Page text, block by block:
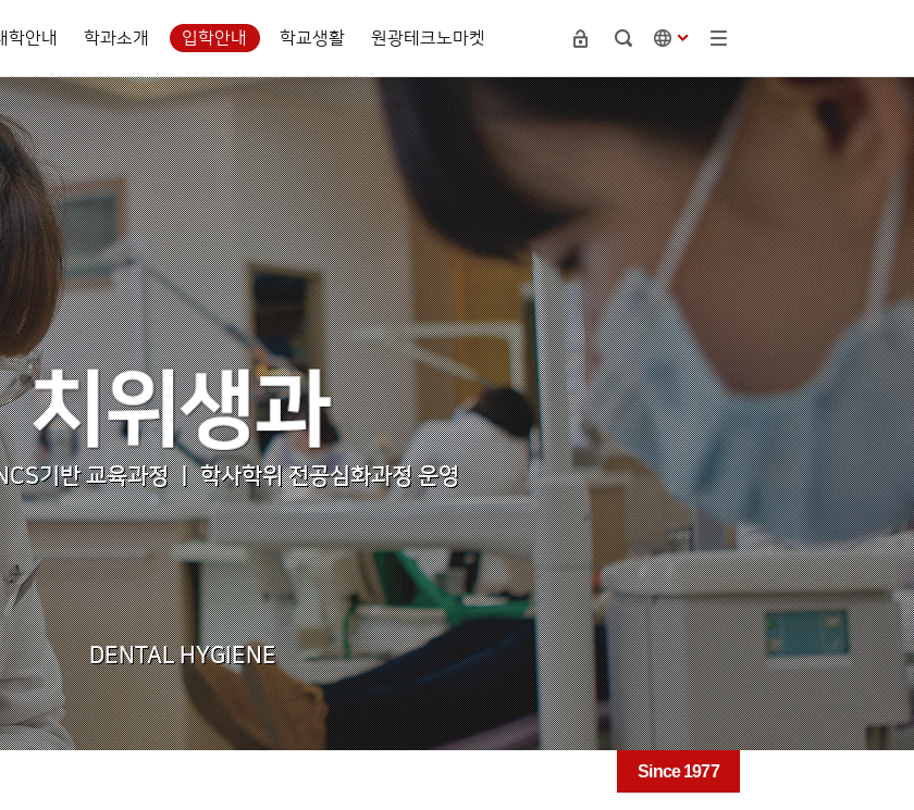
그램·국고수주 현황 취·창업 지원 프로그램 글로벌 인재양성 프로그램
학안내
대학기구
대학기구도
대학교당
비서실
대외협력실
대학본부
부속기관
산학협력단
학교기업사업단
특별사업기구
평생교육원
홍보센터
대학뉴스
대학신문
사진갤러리
WU갤러리
대학 홍보자료
대학알림
공지사항
학칙 및 규정 개정 공고
장학공지사항
입찰 및 구매정보
인재풀(pool)채용
캠퍼스안내
오시는 길
캠퍼스 맵
학과소개
식품클러스터학부
식품영양과
외식조리과
글로벌호텔관광학부
호텔관광항공과
뷰티디자인학부
미용피부화장품과
주얼리디자인과
반려동물산업과(신설학과)
군사학부
의무부사관과
전투부사관과
입학안내
안내
학교생활
도서관 이용안내
장학제도 안내
장학관련 규정
교내장학금
교외장학금
국가장학 및 대출안내
학사일정표
학생복지시설
학칙
학칙
학사내규
학사안내
성적평가 및 정정
휴복학
수강신청 / 졸업요건
전과 / 재입학
조기복학 / 지원유급
정기권 차량등록 신청 안내
원광테크노마켓
티 WM 푸드몰 WM 힐링테라피 WM 카페테리아
기반 교육과정 ㅣ 학사학위 전공심화과정 운영
DENTAL HYGIENE
Since 1977